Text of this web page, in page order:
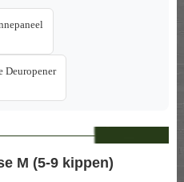
Deuropener
M (5-9 kippen)